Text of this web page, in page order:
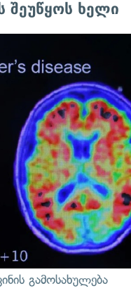
შეუწყოს ხელი
გამოსახულება